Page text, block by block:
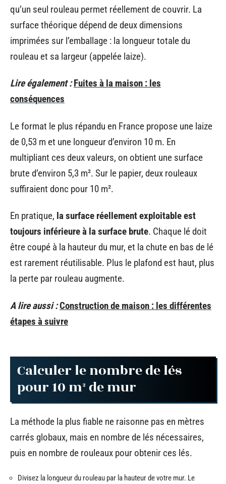
qu’un seul rouleau permet réellement de couvrir. La
surface théorique dépend de deux dimensions
imprimées sur l’emballage : la longueur totale du
rouleau et sa largeur (appelée laize).
Lire également : Fuites à la maison : les
conséquences
Le format le plus répandu en France propose une laize
de 0,53 m et une longueur d’environ 10 m. En
multipliant ces deux valeurs, on obtient une surface
brute d’environ 5,3 m². Sur le papier, deux rouleaux
suffiraient donc pour 10 m².
En pratique, la surface réellement exploitable est
toujours inférieure à la surface brute. Chaque lé doit
être coupé à la hauteur du mur, et la chute en bas de lé
est rarement réutilisable. Plus le plafond est haut, plus
la perte par rouleau augmente.
A lire aussi :Construction de maison : les différentes
étapes à suivre
Calculer le nombre de lés
pour 10 m² de mur
La méthode la plus fiable ne raisonne pas en mètres
carrés globaux, mais en nombre de lés nécessaires,
puis en nombre de rouleaux pour obtenir ces lés.
Divisez la longueur du rouleau par la hauteur de votre mur. Le